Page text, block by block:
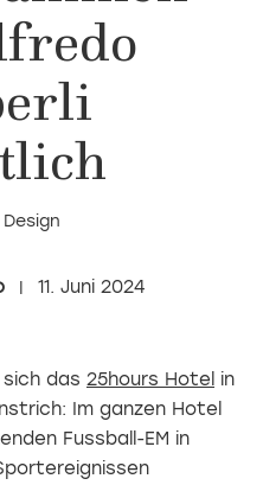
11. Juni 2024
das 25hours Hotel in
Im ganzen Hotel
Fussball-EM in